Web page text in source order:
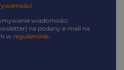
wiadomości
na podany e-mail na
w regulaminie.